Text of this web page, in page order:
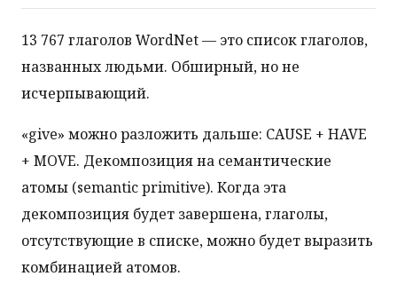
13 767 глаголов WordNet — это список глаголов,
названных людьми. Обширный, но не
исчерпывающий.
«give» можно разложить дальше: CAUSE + HAVE
+ MOVE. Декомпозиция на семантические
атомы (semantic primitive). Когда эта
декомпозиция будет завершена, глаголы,
отсутствующие в списке, можно будет выразить
комбинацией атомов.